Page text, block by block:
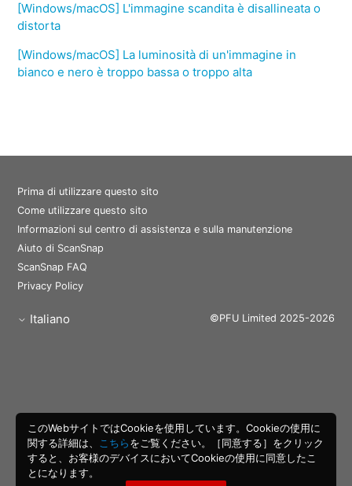
[Windows/macOS] L'immagine scandita è disallineata o
distorta
[Windows/macOS] La luminosità di un'immagine in
bianco e nero è troppo bassa o troppo alta
Prima di utilizzare questo sito
Come utilizzare questo sito
Informazioni sul centro di assistenza e sulla manutenzione
Aiuto di ScanSnap
ScanSnap FAQ
Privacy Policy
Italiano ©PFU Limited 2025-2026
このWebサイトではCookieを使用しています。Cookieの使用に
関する詳細は、
こちらをご覧ください。［同意する］をクリック
すると、お客様のデバイスにおいてCookieの使用に同意したこ
とになります。